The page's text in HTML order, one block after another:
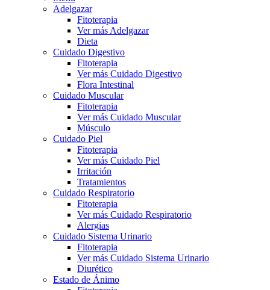
Adelgazar
Fitoterapia
Ver más Adelgazar
Dieta
Cuidado Digestivo
Fitoterapia
Ver más Cuidado Digestivo
Flora Intestinal
Cuidado Muscular
Fitoterapia
Ver más Cuidado Muscular
Músculo
Cuidado Piel
Fitoterapia
Ver más Cuidado Piel
Irritación
Tratamientos
Cuidado Respiratorio
Fitoterapia
Ver más Cuidado Respiratorio
Alergias
Cuidado Sistema Urinario
Fitoterapia
Ver más Cuidado Sistema Urinario
Diurético
Estado de Ánimo